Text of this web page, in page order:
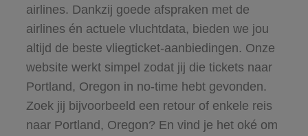
airlines. Dankzij goede afspraken met de
airlines én actuele vluchtdata, bieden we jou
altijd de beste vliegticket-aanbiedingen. Onze
website werkt simpel zodat jij die tickets naar
Portland, Oregon in no-time hebt gevonden.
Zoek jij bijvoorbeeld een retour of enkele reis
naar Portland, Oregon? En vind je het oké om